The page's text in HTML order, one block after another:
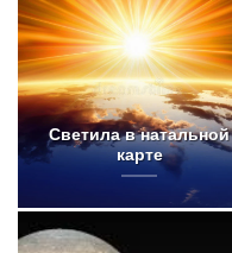
Светила в натальной
карте